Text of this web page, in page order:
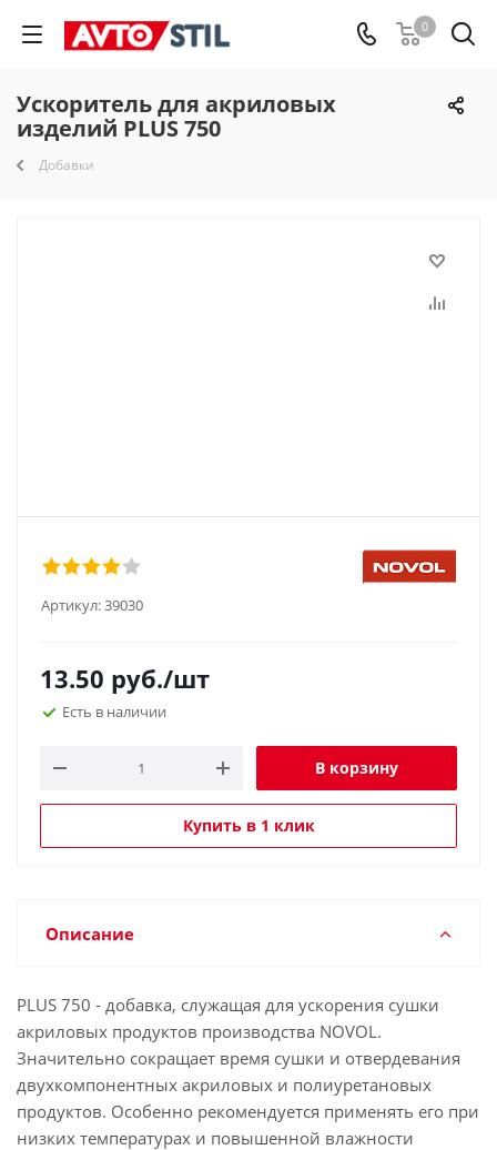
0
Ускоритель для акриловых
изделий PLUS 750
Добавки
Артикул:39030
13.50 руб./шт
Есть в наличии
В корзину
Купить в 1 клик
Описание
PLUS 750 - добавка, служащая для ускорения сушки
акриловых продуктов производства NOVOL.
Значительно сокращает время сушки и отвердевания
двухкомпонентных акриловых и полиуретановых
продуктов. Особенно рекомендуется применять его при
низких температурах и повышенной влажности